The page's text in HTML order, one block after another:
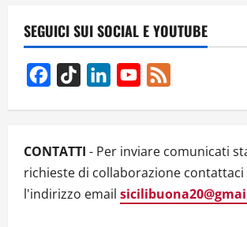
i
g
a
t
i
SEGUICI SUI SOCIAL E YOUTUBE
Facebook
TikTok LinkedInYouTube
CONTATTI - Per inviare comunicati
richieste di collaborazione
l'indirizzo email